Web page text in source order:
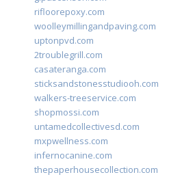
rifloorepoxy.com
woolleymillingandpaving.com
uptonpvd.com
2troublegrill.com
casateranga.com
sticksandstonesstudiooh.com
walkers-treeservice.com
shopmossi.com
untamedcollectivesd.com
mxpwellness.com
infernocanine.com
thepaperhousecollection.com